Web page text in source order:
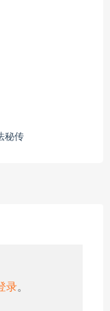
秘传
录。